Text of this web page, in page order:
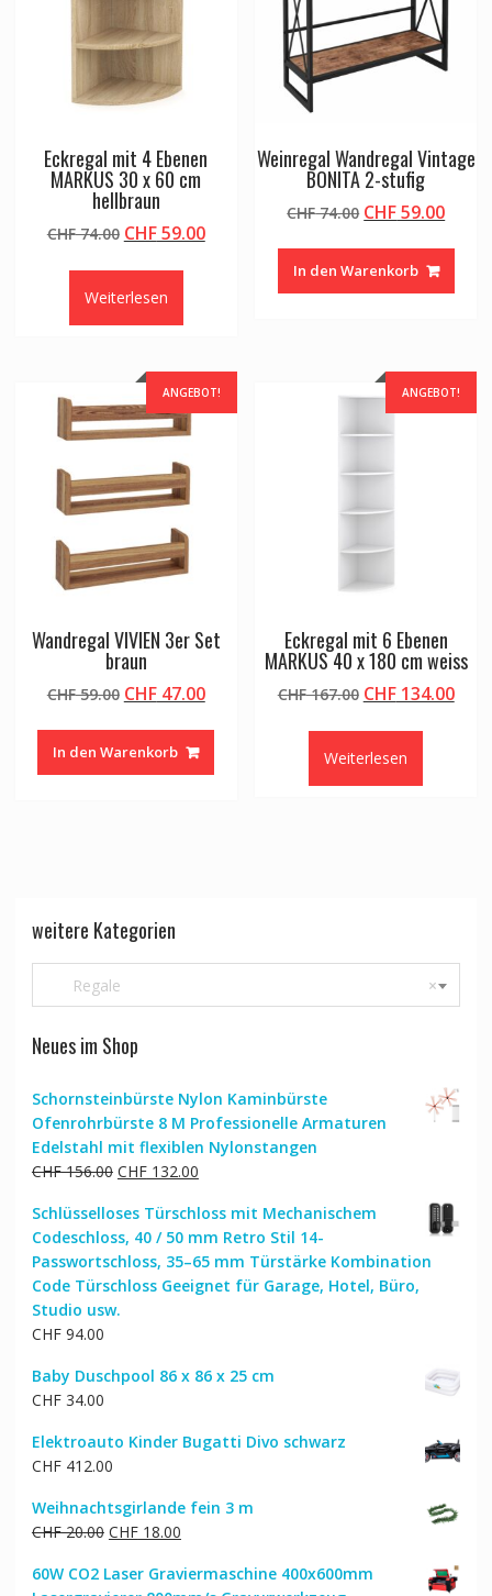
Eckregal mit 4 Ebenen
MARKUS 30 x 60 cm
hellbraun
CHF74.00 Ursprünglicher
CHF 74.00
CHF59.00Aktueller
Weiterlesen
Weinregal Wandregal Vintage
BONITA 2-stufig
CHF74.00 Ursprünglicher
war:
CHF 74.00
CHF59.00
In den Warenkorb
ANGEBOT!
Wandregal VIVIEN 3er Set
braun
CHF59.00 Ursprünglicher
war:
CHF 59.00
CHF47.00Aktueller
In den Warenkorb
ANGEBOT!
Eckregal mit 6 Ebenen
MARKUS 40 x 180 cm weiss
CHF167.00 Ursprünglicher
CHF 167.00
CHF134.00
Weiterlesen
weitere Kategorien
×
Regale
Neues im Shop
Schornsteinbürste Nylon Kaminbürste
Ofenrohrbürste 8 M Professionelle Armaturen
Edelstahl mit flexiblen Nylonstangen
CHF156.00 Ursprünglicher
war:
CHF 156.00
CHF132.00Aktueller
ist:
CHF 132.00.
Schlüsselloses Türschloss mit Mechanischem
Codeschloss, 40 / 50 mm Retro Stil 14-
Passwortschloss, 35–65 mm Türstärke Kombination
Code Türschloss Geeignet für Garage, Hotel, Büro,
Studio usw.
CHF94.00
Baby Duschpool 86 x 86 x 25 cm
CHF34.00
Elektroauto Kinder Bugatti Divo schwarz
CHF412.00
Weihnachtsgirlande fein 3 m
CHF20.00 Ursprünglicher
war:
CHF18.00Aktueller
ist:
60W CO2 Laser Graviermaschine 400x600mm